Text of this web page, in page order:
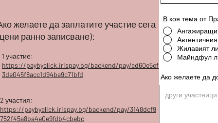
желаете да заплатите участие сега
ранно записване):
1 участие:
https://paybyclick.irispay.bg/backend/pay/cd60e5ef
3de045f8acc1d94ba9c71bfd
2 участия:
https://paybyclick.irispay.bg/backend/pay/3148dcf9
752f45a8ba4e0e9fdb4cbebc
В коя тема от
Жилавият
Майндфул
Ако желаете да